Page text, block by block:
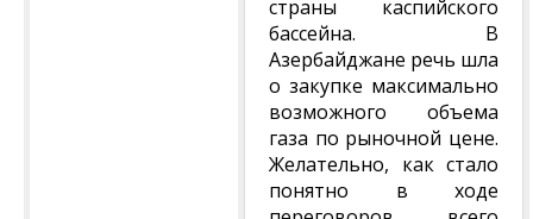
страны каспийского
бассейна. В
Азербайджане речь шла
о закупке максимально
возможного объема
газа по рыночной цене.
Желательно, как стало
понятно в ходе